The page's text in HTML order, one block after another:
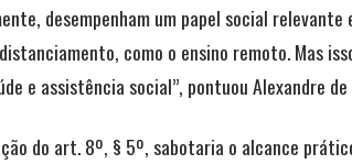
desempenham um papel social
como o ensino remoto. Mas
e assistência social”, pontuou Alexandre de
do art. 8º, § 5º, sabotaria o alcance